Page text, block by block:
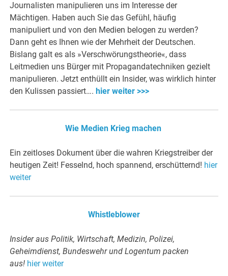
Journalisten manipulieren uns im Interesse der
Mächtigen. Haben auch Sie das Gefühl, häufig
manipuliert und von den Medien belogen zu werden?
Dann geht es Ihnen wie der Mehrheit der Deutschen.
Bislang galt es als »Verschwörungstheorie«, dass
Leitmedien uns Bürger mit Propagandatechniken gezielt
manipulieren. Jetzt enthüllt ein Insider, was wirklich hinter
den Kulissen passiert…. hier weiter >>>
Wie Medien Krieg machen
Ein zeitloses Dokument über die wahren Kriegstreiber der
heutigen Zeit! Fesselnd, hoch spannend, erschütternd! hier
weiter
Whistleblower
Insider aus Politik, Wirtschaft, Medizin, Polizei,
Geheimdienst, Bundeswehr und Logentum packen
aus! hier weiter